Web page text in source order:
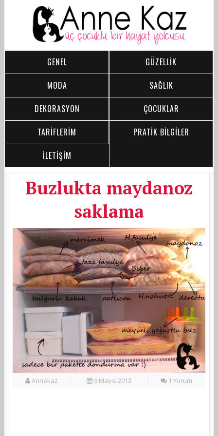
GENEL
GÜZELLİK
MODA
SAĞLIK
DEKORASYON
ÇOCUKLAR
TARİFLERİM
PRATİK BİLGİLER
İLETİŞİM
Buzlukta maydanoz
saklama
Annekaz 9 Mayıs 2013 1 Yorum